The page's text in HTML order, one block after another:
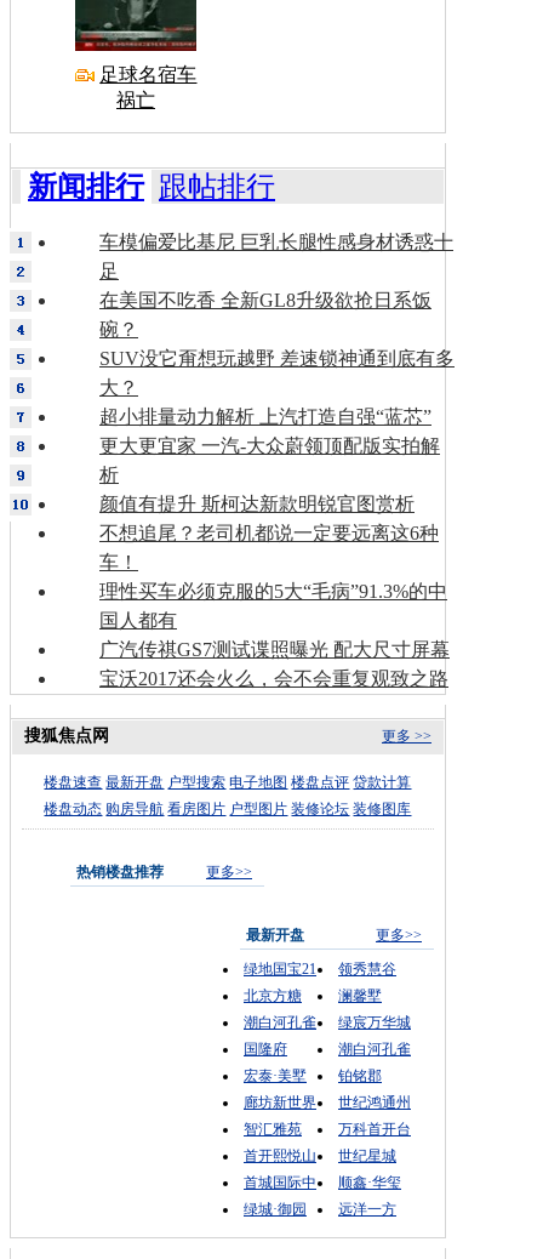
足球名宿车
祸亡
新闻排行 跟帖排行
车模偏爱比基尼 巨乳长腿性感身材诱惑十
足
在美国不吃香 全新GL8升级欲抢日系饭
碗？
SUV没它甭想玩越野 差速锁神通到底有多
大？
超小排量动力解析 上汽打造自强“蓝芯”
更大更宜家 一汽-大众蔚领顶配版实拍解
析
颜值有提升 斯柯达新款明锐官图赏析
不想追尾？老司机都说一定要远离这6种
车！
理性买车必须克服的5大“毛病”91.3%的中
国人都有
广汽传祺GS7测试谍照曝光 配大尺寸屏幕
宝沃2017还会火么，会不会重复观致之路
更多 >>
搜狐焦点网
楼盘速查 最新开盘 户型搜索 电子地图 楼盘点评 贷款计算
楼盘动态 购房导航 看房图片 户型图片 装修论坛 装修图库
热销楼盘推荐 更多>>
最新开盘
更多>>
绿地国宝21
领秀慧谷
北京方糖
澜馨墅
潮白河孔雀
绿宸万华城
国隆府
潮白河孔雀
宏泰·美墅
铂铭郡
廊坊新世界
世纪鸿通州
智汇雅苑
万科首开台
首开熙悦山
世纪星城
首城国际中
顺鑫·华玺
绿城·御园
远洋一方